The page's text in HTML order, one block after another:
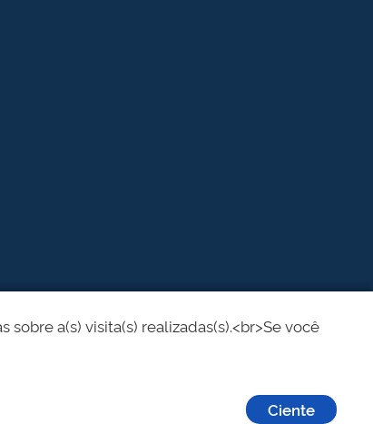
a(s) visita(s) realizadas(s).<br>Se você
Ciente